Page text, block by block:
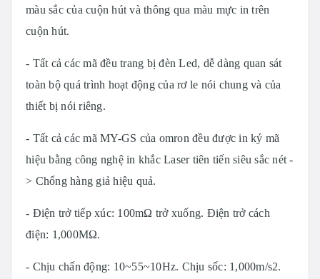
màu sắc của cuộn hút và thông qua màu mực in trên
cuộn hút.
- Tất cả các mã đều trang bị đèn Led, dễ dàng quan sát
toàn bộ quá trình hoạt động của rơ le nói chung và của
thiết bị nói riêng.
- Tất cả các mã MY-GS của omron đều được in ký mã
hiệu bằng công nghệ in khắc Laser tiên tiến siêu sắc nét -
> Chống hàng giả hiệu quả.
- Điện trở tiếp xúc: 100mΩ trở xuống. Điện trở cách
điện: 1,000MΩ.
- Chịu chấn động: 10~55~10Hz. Chịu sốc: 1,000m/s2.